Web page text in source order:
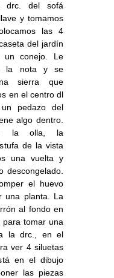
drc. del sofá
y tomamos
las 4
del jardín
conejo. Le
la nota y se
sierra que
en el centro dl
pedazo del
algo dentro.
la olla, la
de la vista
una vuelta y
descongelado.
el huevo
una planta. La
al fondo en
tomar una
la drc., en el
ver 4 siluetas
en el dibujo
las piezas